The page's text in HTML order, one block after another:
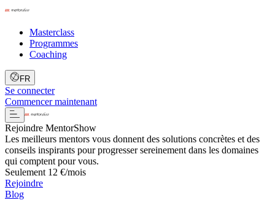
Masterclass
Programmes
Coaching
FR
Se connecter
Commencer maintenant
Rejoindre MentorShow
Les meilleurs mentors vous donnent des solutions concrètes et des
conseils inspirants pour progresser sereinement dans les domaines
qui comptent pour vous.
Seulement 12 €/mois
Rejoindre
Blog